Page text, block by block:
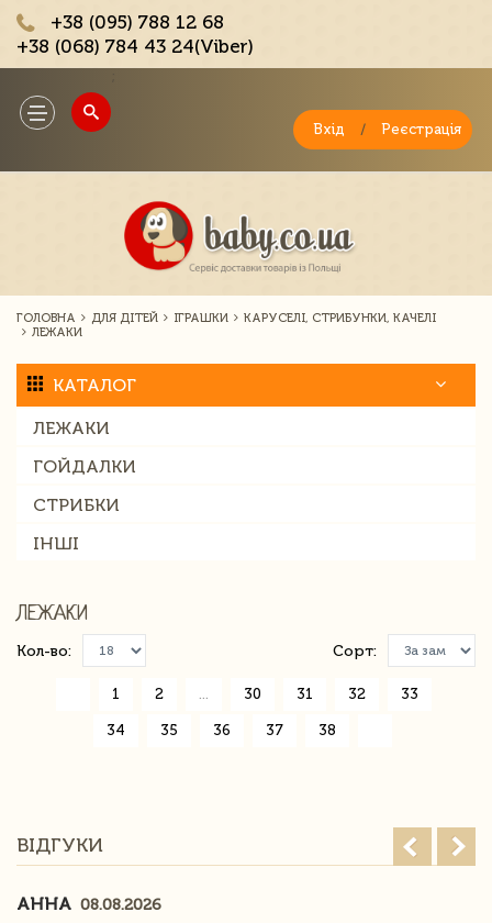
+38 (095) 788 12 68
+38 (068) 784 43 24(Viber)
Toggle
navigation
Вхід / Реєстрація
ГОЛОВНА ДЛЯ ДІТЕЙ ІГРАШКИ
КАРУСЕЛІ, СТРИБУНКИ, КАЧЕЛІ
ЛЕЖАКИ
КАТАЛОГ
ЛЕЖАКИ
ГОЙДАЛКИ
СТРИБКИ
ІНШІ
ЛЕЖАКИ
Кол-во: Сорт:
1 2 30 31 32 33
34 35 36 37 38
ВІДГУКИ
АННА 08.08.2026